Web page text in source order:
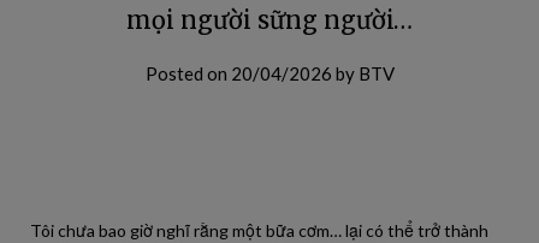
mọi người sững người…
Posted on 20/04/2026 by BTV
Tôi chưa bao giờ nghĩ rằng một bữa cơm… lại có thể trở thành